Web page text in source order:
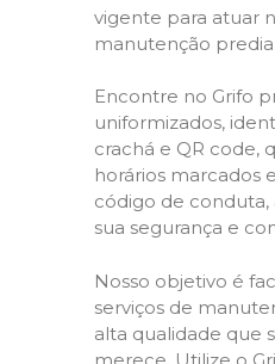
vigente para atuar
manutenção
Encontre no Grifo
uniformizados,
crachá e QR code,
horários marcados
código de conduta,
sua segurança e
Nosso objetivo é
serviços de
alta qualidade que
merece. Utilize o